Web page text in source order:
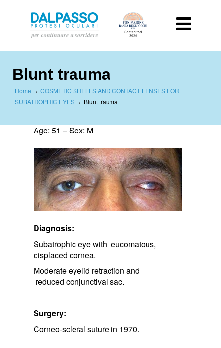
Blunt trauma
Home › COSMETIC SHELLS AND CONTACT LENSES FOR
SUBATROPHIC EYES › Blunt trauma
Age: 51 – Sex: M
Diagnosis:
Subatrophic eye with leucomatous,
displaced cornea.
Moderate eyelid retraction and​
reduced conjunctival sac.
Surgery:
Corneo-scleral suture in 1970.